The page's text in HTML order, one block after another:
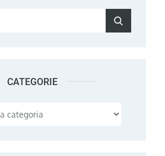
CATEGORIE